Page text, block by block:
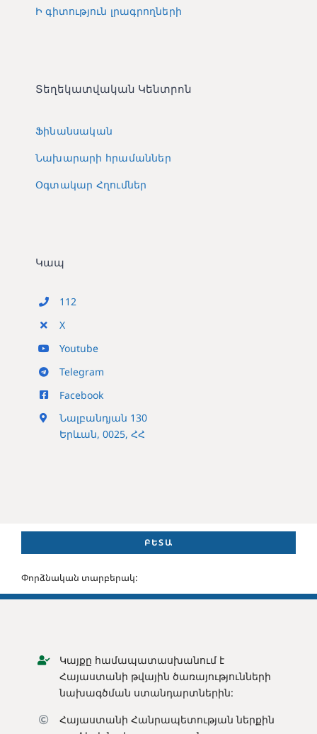
Ի գիտություն լրագրողների
Տեղեկատվական Կենտրոն
Ֆինանսական
Նախարարի հրամաններ
Օգտակար Հղումներ
Կապ
112
X
Youtube
Telegram
Facebook
Նալբանդյան 130
Երևան, 0025, ՀՀ
ԲԵՏԱ
Փորձնական տարբերակ:
Կայքը համապատասխանում է
Հայաստանի թվային ծառայությունների
նախագծման ստանդարտներին:
Հայաստանի Հանրապետության ներքին